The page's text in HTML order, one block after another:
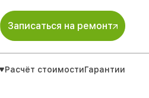
Записаться на ремонт
Расчёт стоимостиГарантии